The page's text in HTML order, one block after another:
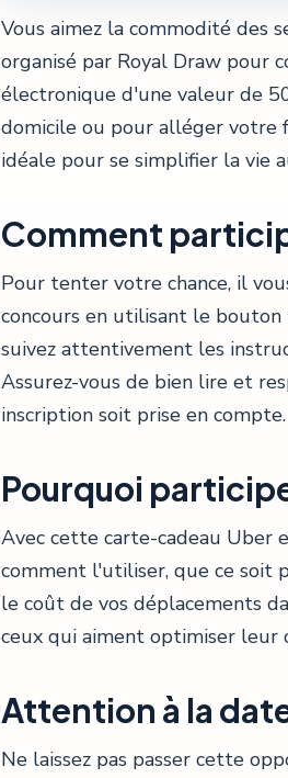
Vous aimez la commodité des
organisé par Royal Draw pour
électronique d'une valeur de
domicile ou pour alléger votre
idéale pour se simplifier la vie
Comment
Pour tenter votre chance, il
concours en utilisant le bouton
suivez attentivement les
Assurez-vous de bien lire et
inscription soit prise en compte.
Pourquoi
Avec cette carte-cadeau Uber
comment l'utiliser, que ce soit
le coût de vos déplacements
ceux qui aiment optimiser leur
Attention à la
Ne laissez pas passer cette